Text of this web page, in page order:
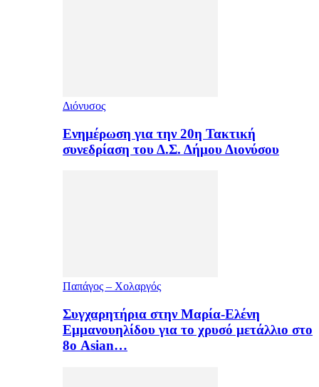
Διόνυσος
Ενημέρωση για την 20η Τακτική
συνεδρίαση του Δ.Σ. Δήμου Διονύσου
Παπάγος – Χολαργός
Συγχαρητήρια στην Μαρία-Ελένη
Εμμανουηλίδου για το χρυσό μετάλλιο στο
8ο Asian…